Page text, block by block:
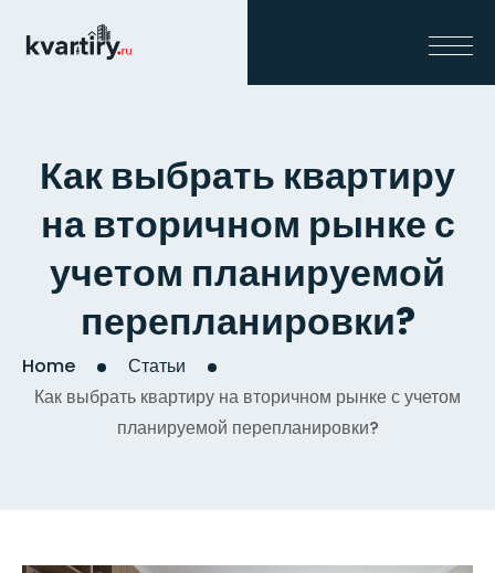
Как выбрать квартиру
на вторичном рынке с
учетом планируемой
перепланировки?
Home
Статьи
Как выбрать квартиру на вторичном рынке с учетом
планируемой перепланировки?